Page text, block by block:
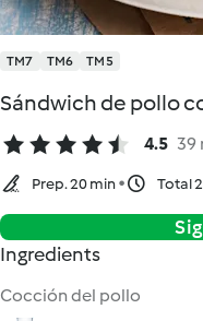
TM7 TM6 TM5
Sándwich de pollo
4.5 39
Prep. 20 min Total
Ingredients
Cocción del pollo